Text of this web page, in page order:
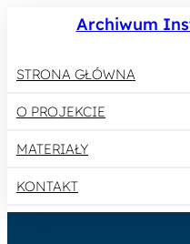
Archiwum
STRONA GŁÓWNA
O PROJEKCIE
MATERIAŁY
KONTAKT